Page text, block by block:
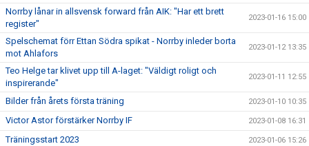
Norrby lånar in allsvensk forward från AIK: "Har ett brett
register"
2023-01-16 15:00
Spelschemat förr Ettan Södra spikat - Norrby inleder borta
mot Ahlafors
2023-01-12 13:35
Teo Helge tar klivet upp till A-laget: "Väldigt roligt och
inspirerande"
2023-01-11 12:55
Bilder från årets första träning 2023-01-10 10:35
Victor Astor förstärker Norrby IF 2023-01-08 16:31
Träningsstart 2023 2023-01-06 15:26